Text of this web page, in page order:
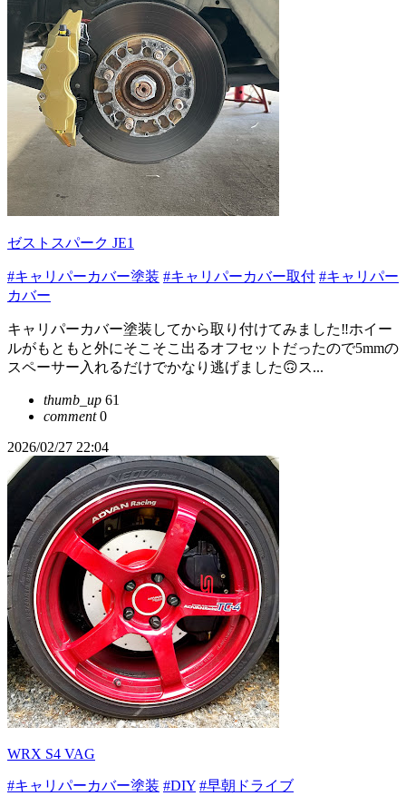
ゼストスパーク JE1
#キャリパーカバー塗装 #キャリパーカバー取付 #キャリパー
カバー
キャリパーカバー塗装してから取り付けてみました‼️ホイー
ルがもともと外にそこそこ出るオフセットだったので5mmの
スペーサー入れるだけでかなり逃げました🙃ス...
thumb_up 61
comment0
2026/02/27 22:04
WRX S4 VAG
#キャリパーカバー塗装 #DIY #早朝ドライブ